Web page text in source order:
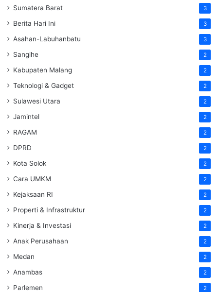
Sumatera Barat 3
Berita Hari Ini 3
Asahan-Labuhanbatu 3
Sangihe 2
Kabupaten Malang 2
Teknologi & Gadget 2
Sulawesi Utara 2
Jamintel 2
RAGAM 2
DPRD 2
Kota Solok 2
Cara UMKM 2
Kejaksaan RI 2
Properti & Infrastruktur 2
Kinerja & Investasi 2
Anak Perusahaan 2
Medan 2
Anambas 2
Parlemen 2